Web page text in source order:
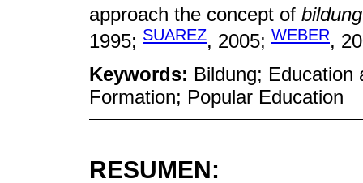
approach the concept of bildung
1995; SUAREZ, 2005; WEBER,
Keywords: Bildung; Education
Formation; Popular Education
RESUMEN: